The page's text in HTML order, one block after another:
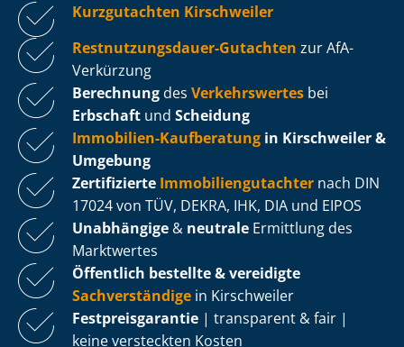
Kurzgutachten Kirschweiler
Rest­nut­zungs­dau­er-Gutachten zur AfA-
Verkürzung
Berechnung des Verkehrswertes bei
Erbschaft und Scheidung
Immobilien-Kaufberatung in Kirschweiler &
Umgebung
Zertifizierte Im­mo­bi­li­en­gut­ach­ter nach DIN
17024 von TÜV, DEKRA, IHK, DIA und EIPOS
Unabhängige & neutrale Ermittlung des
Marktwertes
Öffentlich bestellte & vereidigte
Sachverständige in Kirschweiler
Fest­preis­ga­ran­tie | transparent & fair |
keine versteckten Kosten